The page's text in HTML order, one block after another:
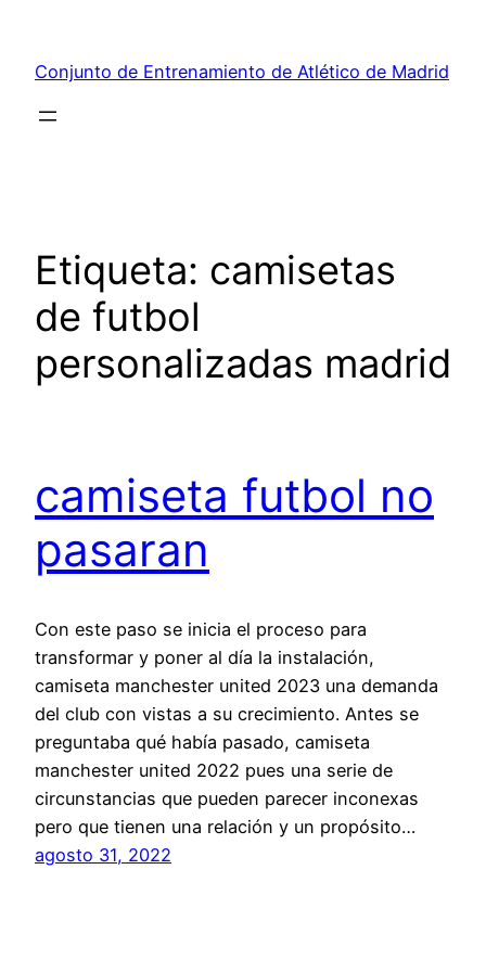
contenido
Conjunto de Entrenamiento de Atlético de Madrid
Etiqueta: camisetas
de futbol
personalizadas madrid
camiseta futbol no
pasaran
Con este paso se inicia el proceso para
transformar y poner al día la instalación,
camiseta manchester united 2023 una demanda
del club con vistas a su crecimiento. Antes se
preguntaba qué había pasado, camiseta
manchester united 2022 pues una serie de
circunstancias que pueden parecer inconexas
pero que tienen una relación y un propósito…
agosto 31, 2022